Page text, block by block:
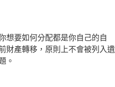
想要如何分配都是你自己的自
財產轉移，原則上不會被列入遺
。